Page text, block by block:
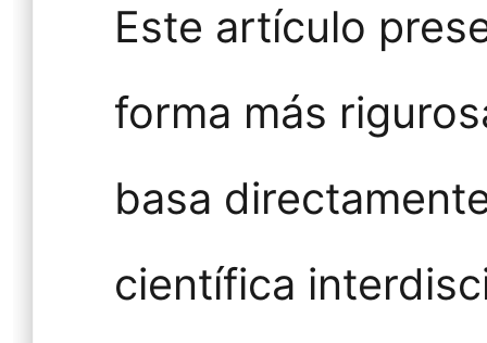
Este artículo
forma más
basa
científica